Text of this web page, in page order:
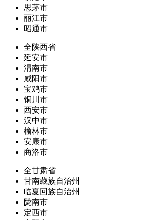
思茅市
丽江市
昭通市
全陕西省
延安市
渭南市
咸阳市
宝鸡市
铜川市
西安市
汉中市
榆林市
安康市
商洛市
全甘肃省
甘南藏族自治州
临夏回族自治州
陇南市
定西市